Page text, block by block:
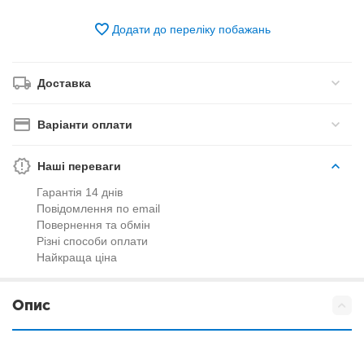
Додати до переліку побажань
Доставка
Варіанти оплати
Наші переваги
Гарантія 14 днів
Повідомлення по email
Повернення та обмін
Різні способи оплати
Найкраща ціна
Опис